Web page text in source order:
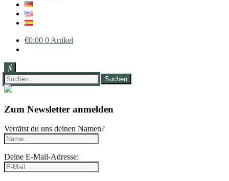
€0.00 0 Artikel
Suchen
nach:
Zum Newsletter anmelden
Verrätst du uns deinen Namen?
Deine E-Mail-Adresse: